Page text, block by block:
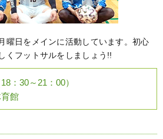
曜日をメインに活動しています。初心
くフットサルをしましょう!!
：30～21：00）
館